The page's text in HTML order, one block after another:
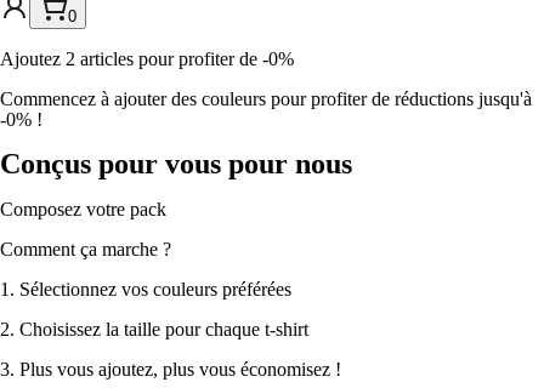
0
Ajoutez 2 articles pour profiter de -0%
Commencez à ajouter des couleurs pour profiter de réductions jusqu'à
-0% !
Conçus pour vous pour nous
Composez votre pack
Comment ça marche ?
1. Sélectionnez vos couleurs préférées
2. Choisissez la taille pour chaque t-shirt
3. Plus vous ajoutez, plus vous économisez !